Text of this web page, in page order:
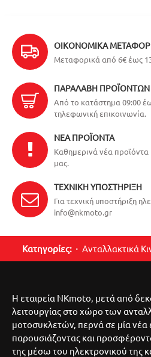
ΟΙΚΟΝΟΜΙΚΆ
Μεταφορικά από 6€ έως
ΠΑΡΑΛΑΒΉ ΠΡΟΪΌΝΤΩΝ
Από το κατάστημα 09:00
τηλεφωνική επικοινωνία.
ΝΈΑ ΠΡΟΪΌΝΤΑ
Καθημερινά νέα
μας.
ΤΕΧΝΙΚΉ ΥΠΟΣΤΉΡΙΞΗ
Για τεχνική υποστήριξη
info@nkmoto.gr
Κατηγορίες: Ανταλλακτικά
Η εταιρεία NKmoto, μετά από
λειτουργίας στο χώρο των
μοτοσυκλετών, περνά σε μία νέα
παρουσιάζοντας και
της μέσω του ηλεκτρονικού της